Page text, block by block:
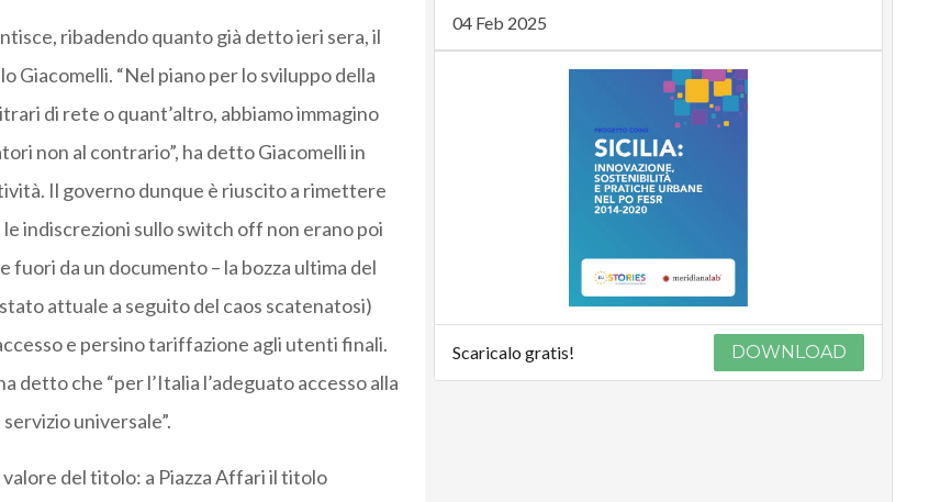
ribadendo quanto già detto ieri sera, il
“Nel piano per lo sviluppo della
di rete o quant’altro, abbiamo immagino
non al contrario”, ha detto Giacomelli in
Il governo dunque è riuscito a rimettere
indiscrezioni sullo switch off non erano poi
da un documento – la bozza ultima del
attuale a seguito del caos scatenatosi)
e persino tariffazione agli utenti finali.
che “per l’Italia l’adeguato accesso alla
universale”.
del titolo: a Piazza Affari il titolo
04 Feb 2025
Scaricalo gratis! DOWNLOAD